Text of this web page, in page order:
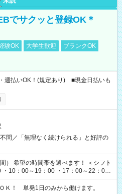
でサクッと登録OK＊
験OK 大学生歓迎
ブランクOK
週払いOK！(規定あり) ■現金日払いも
問／「無理なく続けられる」と好評の
シフト
・10：00～19：00 ・17：00～22：00
：00～翌6：00 など
Ｋ！ 単発1日のみから働けます。